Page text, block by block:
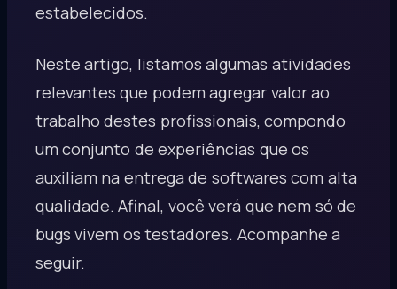
estabelecidos.
Neste artigo, listamos algumas atividades
relevantes que podem agregar valor ao
trabalho destes profissionais, compondo
um conjunto de experiências que os
auxiliam na entrega de softwares com alta
qualidade. Afinal, você verá que nem só de
bugs vivem os testadores. Acompanhe a
seguir.